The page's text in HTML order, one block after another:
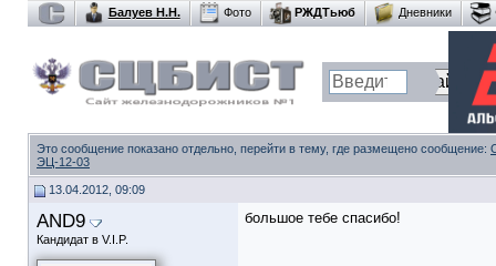
Балуев Н.Н. Фото РЖДТьюб Дневники
Это сообщение показано отдельно, перейти в тему, где размещено сообщение:
ЭЦ-12-03
13.04.2012, 09:09
AND9
Кандидат в V.I.P.
большое тебе спасибо!